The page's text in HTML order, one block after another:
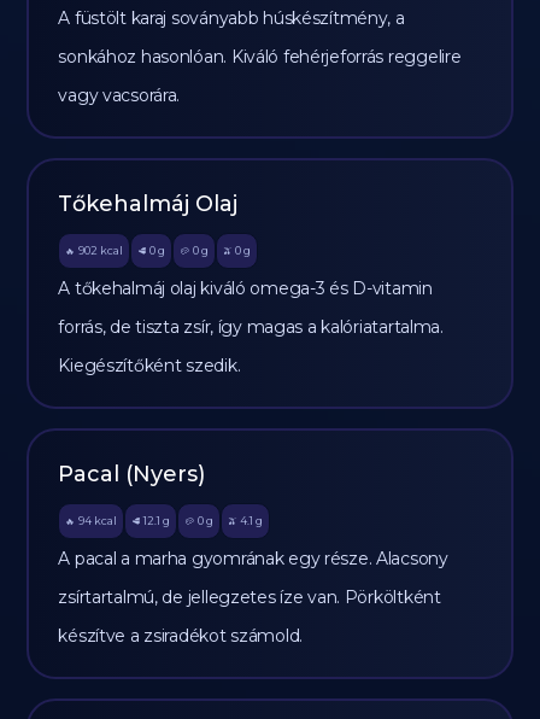
A füstölt karaj soványabb húskészítmény, a
sonkához hasonlóan. Kiváló fehérjeforrás reggelire
vagy vacsorára.
Tőkehalmáj Olaj
🔥 902 kcal 🥩 0 g 🥔 0g 🫒 0 g
A tőkehalmáj olaj kiváló omega-3 és D-vitamin
forrás, de tiszta zsír, így magas a kalóriatartalma.
Kiegészítőként szedik.
Pacal (Nyers)
🔥 94 kcal 🥩 12.1 g 🥔 0g 🫒 4.1 g
A pacal a marha gyomrának egy része. Alacsony
zsírtartalmú, de jellegzetes íze van. Pörköltként
készítve a zsiradékot számold.